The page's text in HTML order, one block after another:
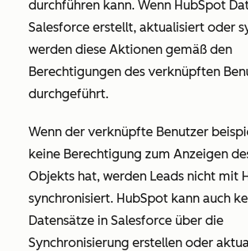
durchführen kann. Wenn HubSpot
Salesforce erstellt, aktualisiert oder
werden diese Aktionen gemäß den
Berechtigungen des verknüpften
durchgeführt.
Wenn der verknüpfte Benutzer
keine Berechtigung zum Anzeigen
Objekts hat, werden Leads nicht mit
synchronisiert. HubSpot kann auch
Datensätze in Salesforce über die
Synchronisierung erstellen oder